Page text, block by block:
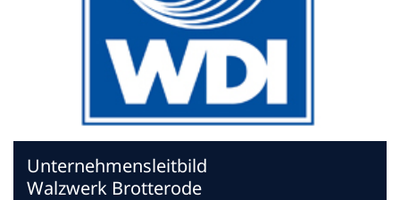
Unternehmensleitbild
Walzwerk Brotterode